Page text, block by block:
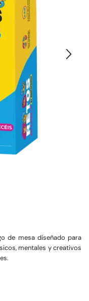
de mesa diseñado para
mentales y creativos